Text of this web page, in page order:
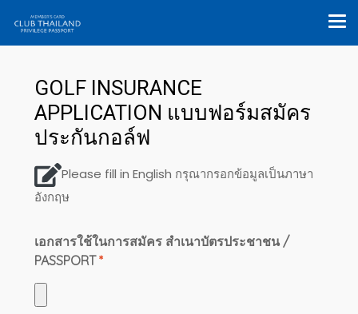
GOLF INSURANCE
APPLICATION แบบฟอร์มสมัคร
ประกันกอล์ฟ
Please fill in English กรุณากรอกข้อมูลเป็นภาษา
อังกฤษ
เอกสารใช้ในการสมัคร สำเนาบัตรประชาชน /
PASSPORT *